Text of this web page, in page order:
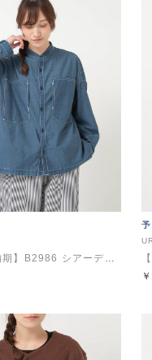
【9月上旬納期】B2986 シアーデニムのシャツジャケット